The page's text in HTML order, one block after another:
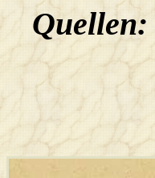
Quellen: